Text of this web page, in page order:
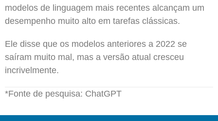
modelos de linguagem mais recentes alcançam um
desempenho muito alto em tarefas clássicas.
Ele disse que os modelos anteriores a 2022 se
saíram muito mal, mas a versão atual cresceu
incrivelmente.
*Fonte de pesquisa: ChatGPT